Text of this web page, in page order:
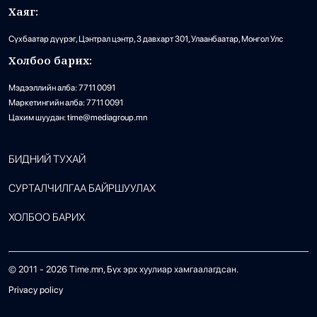
Хаяг:
Сүхбаатар дүүрэг, Цэнтрал цэнтр, 3 давхарт 301, Улаанбаатар, Монгол Улс
Холбоо барих:
Мэдээллийн алба: 7711 0091
Маркетингийн алба: 7711 0091
Цахим шуудан: time@mediagroup.mn
БИДНИЙ ТУХАЙ
СУРТАЛЧИЛГАА БАЙРШУУЛАХ
ХОЛБОО БАРИХ
© 2011 - 2026 Time.mn, Бүх эрх хуулиар хамгаалагдсан.
Privacy policy